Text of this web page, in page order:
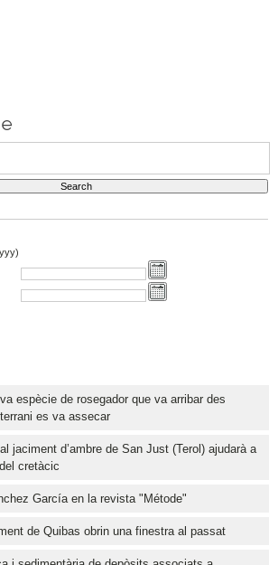
espècie de rosegador que va arribar des
es va assecar
jaciment d’ambre de San Just (Terol) ajudarà a
cretàcic
García en la revista "Métode"
de Quibas obrin una finestra al passat